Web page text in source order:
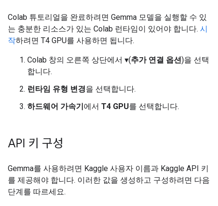
Colab 튜토리얼을 완료하려면 Gemma 모델을 실행할 수 있
는 충분한 리소스가 있는 Colab 런타임이 있어야 합니다. 시
작하려면 T4 GPU를 사용하면 됩니다.
Colab 창의 오른쪽 상단에서 ▾(추가 연결 옵션)을 선택
합니다.
런타임 유형 변경을 선택합니다.
하드웨어 가속기에서 T4 GPU를 선택합니다.
API 키 구성
Gemma를 사용하려면 Kaggle 사용자 이름과 Kaggle API 키
를 제공해야 합니다. 이러한 값을 생성하고 구성하려면 다음
단계를 따르세요.